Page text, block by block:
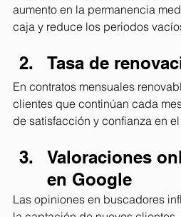
aumento en la permanencia
caja y reduce los periodos
Tasa de
En contratos mensuales
clientes que continúan cada
de satisfacción y confianza en
Valoraciones
en Google
Las opiniones en buscadores